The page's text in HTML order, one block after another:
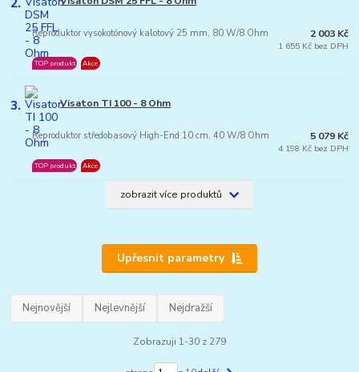
Reproduktor vysokotónový kalotový 25 mm, 80 W/8 Ohm
TOP produkt Akce
2 003 Kč
1 655 Kč bez DPH
3. Visaton TI 100 - 8 Ohm
Reproduktor středobasový High-End 10 cm, 40 W/8 Ohm
TOP produkt Akce
5 079 Kč
4 198 Kč bez DPH
zobrazit více produktů
Upřesnit parametry
Nejnovější Nejlevnější Nejdražší
Zobrazuji 1-30 z 279